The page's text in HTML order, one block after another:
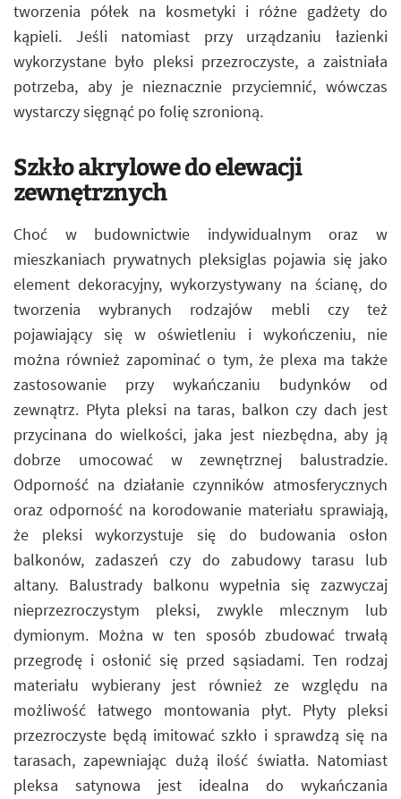
tworzenia półek na kosmetyki i różne gadżety do
kąpieli. Jeśli natomiast przy urządzaniu łazienki
wykorzystane było pleksi przezroczyste, a zaistniała
potrzeba, aby je nieznacznie przyciemnić, wówczas
wystarczy sięgnąć po folię szronioną.
Szkło akrylowe do elewacji
zewnętrznych
Choć w budownictwie indywidualnym oraz w
mieszkaniach prywatnych pleksiglas pojawia się jako
element dekoracyjny, wykorzystywany na ścianę, do
tworzenia wybranych rodzajów mebli czy też
pojawiający się w oświetleniu i wykończeniu, nie
można również zapominać o tym, że plexa ma także
zastosowanie przy wykańczaniu budynków od
zewnątrz. Płyta pleksi na taras, balkon czy dach jest
przycinana do wielkości, jaka jest niezbędna, aby ją
dobrze umocować w zewnętrznej balustradzie.
Odporność na działanie czynników atmosferycznych
oraz odporność na korodowanie materiału sprawiają,
że pleksi wykorzystuje się do budowania osłon
balkonów, zadaszeń czy do zabudowy tarasu lub
altany. Balustrady balkonu wypełnia się zazwyczaj
nieprzezroczystym pleksi, zwykle mlecznym lub
dymionym. Można w ten sposób zbudować trwałą
przegrodę i osłonić się przed sąsiadami. Ten rodzaj
materiału wybierany jest również ze względu na
możliwość łatwego montowania płyt. Płyty pleksi
przezroczyste będą imitować szkło i sprawdzą się na
tarasach, zapewniając dużą ilość światła. Natomiast
pleksa satynowa jest idealna do wykańczania